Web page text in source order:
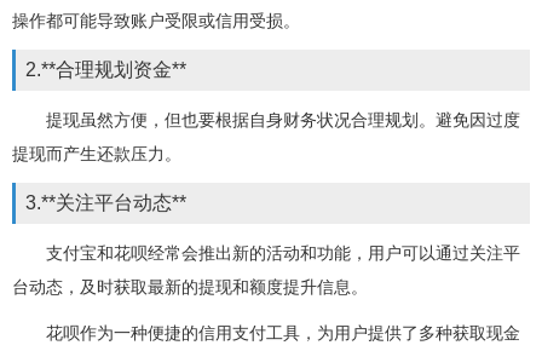
操作都可能导致账户受限或信用受损。
2.**合理规划资金**
提现虽然方便，但也要根据自身财务状况合理规划。避免因过度
提现而产生还款压力。
3.**关注平台动态**
支付宝和花呗经常会推出新的活动和功能，用户可以通过关注平
台动态，及时获取最新的提现和额度提升信息。
花呗作为一种便捷的信用支付工具，为用户提供了多种获取现金